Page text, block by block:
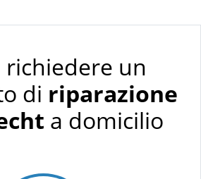
richiedere un
di riparazione
a domicilio